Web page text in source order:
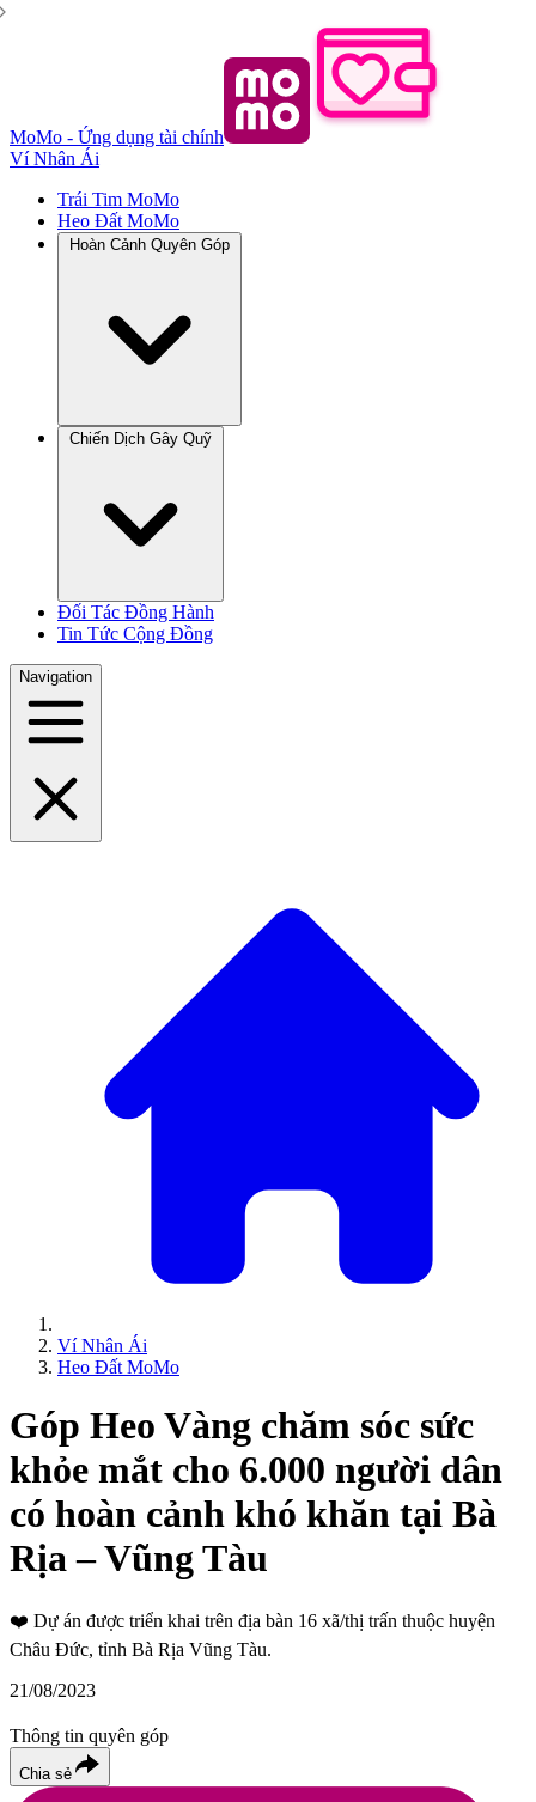
MoMo - Ứng dụng tài chính
Ví Nhân Ái
Trái Tim MoMo
Heo Đất MoMo
Hoàn Cảnh Quyên Góp
Chiến Dịch Gây Quỹ
Đối Tác Đồng Hành
Tin Tức Cộng Đồng
Navigation
Ví Nhân Ái
Heo Đất MoMo
Góp Heo Vàng chăm sóc sức
khỏe mắt cho 6.000 người dân
có hoàn cảnh khó khăn tại Bà
Rịa – Vũng Tàu
❤️ Dự án được triển khai trên địa bàn 16 xã/thị trấn thuộc huyện
Châu Đức, tỉnh Bà Rịa Vũng Tàu.
21/08/2023
Thông tin quyên góp
Chia sẻ